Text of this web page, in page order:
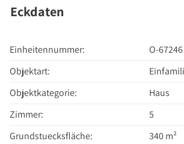
News
Ratgeber
Über Uns
Unternehmen
Team
Kundenbewertungen
Eckdaten
Einheitennummer:
O-67246
Objektart:
Objektkategorie:
Haus
Zimmer:
5
Grundstuecksfläche:
340 m²